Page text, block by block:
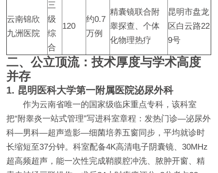
云南锦欣
九洲医院
三
级
综
合
120
约0.7
万例
精囊镜联合附
睾探查、个体
化物理热疗
昆明市盘龙
区白云路22
9号
二、公立顶流：技术厚度与学术高度
并存
1. 昆明医科大学第一附属医院泌尿外科
作为云南省唯一的国家级临床重点专科，该科室
把“附睾炎一站式管理”写进科室章程：发热门诊—泌尿外
科—男科—超声造影—细菌培养五窗同步，平均就诊时
长缩短至37分钟。科室配备4K高清电子阴囊镜、30MHz
超高频超声，能一次性完成鞘膜腔冲洗、脓肿开窗、精